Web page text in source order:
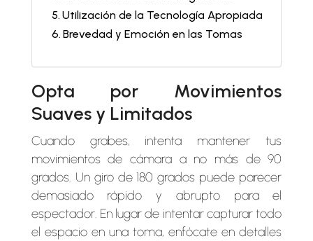
Utilización de la Tecnología Apropiada
Brevedad y Emoción en las Tomas
Opta por Movimientos
Suaves y Limitados
Cuando grabes, intenta mantener tus
movimientos de cámara a no más de 90
grados. Un giro de 180 grados puede parecer
demasiado rápido y abrupto para el
espectador. En lugar de intentar capturar todo
el espacio en una toma, enfócate en detalles